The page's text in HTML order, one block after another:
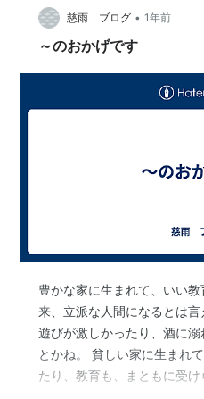
かつて「ほんとのうたばん
あり、そこから「野猿」を
が、「食わず嫌い王〜」に
OZMAと合同でプロデュー
2018年3月22日、放送終了。
準レギュラー
バナナマン
おぎやはぎ
主なコーナー
慈雨 ブログ • 1年前
～のおかげです
豊かな家に生まれて、いい
来、立派な人間になるとは
遊びが激しかったり、酒に
とかね。 貧しい家に生まれ
たり、教育も、まともに受